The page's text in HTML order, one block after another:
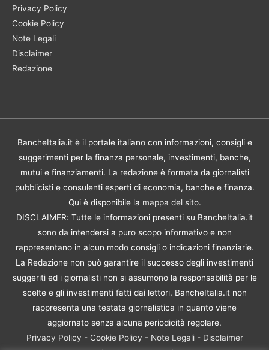
Privacy Policy
Cookie Policy
Note Legali
Disclaimer
Redazione
BancheItalia.it è il portale italiano con informazioni, consigli e
suggerimenti per la finanza personale, investimenti, banche,
mutui e finanziamenti. La redazione è formata da giornalisti
pubblicisti e consulenti esperti di economia, banche e finanza.
Qui è disponibile la mappa del sito.
DISCLAIMER: Tutte le informazioni presenti su BancheItalia.it
sono da intendersi a puro scopo informativo e non
rappresentano in alcun modo consigli o indicazioni finanziarie.
La Redazione non può garantire il successo degli investimenti
suggeriti ed i giornalisti non si assumono la responsabilità per le
scelte e gli investimenti fatti dai lettori. BancheItalia.it non
rappresenta una testata giornalistica in quanto viene
aggiornato senza alcuna periodicità regolare.
Privacy Policy - Cookie Policy - Note Legali- Disclaimer